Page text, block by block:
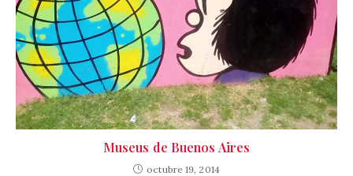
Museus de Buenos Aires
octubre 19, 2014